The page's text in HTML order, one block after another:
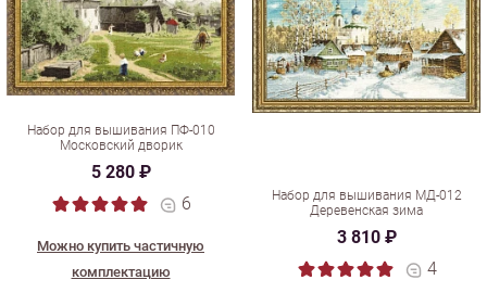
Набор для вышивания ПФ-010
Московский дворик
5 280 ₽
6
Можно купить частичную
комплектацию
Набор для вышивания МД-012
Деревенская зима
3 810 ₽
4